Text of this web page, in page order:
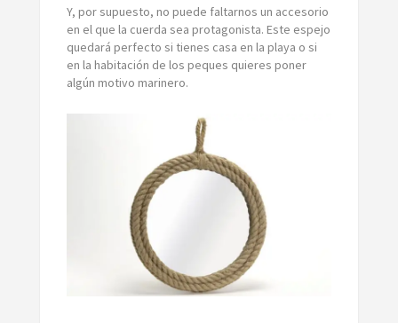
Y, por supuesto, no puede faltarnos un accesorio
en el que la cuerda sea protagonista. Este espejo
quedará perfecto si tienes casa en la playa o si
en la habitación de los peques quieres poner
algún motivo marinero.